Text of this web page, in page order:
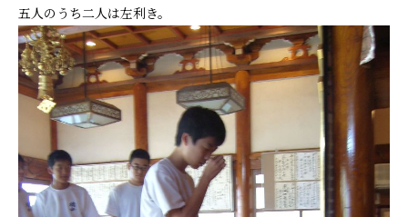
五人のうち二人は左利き。